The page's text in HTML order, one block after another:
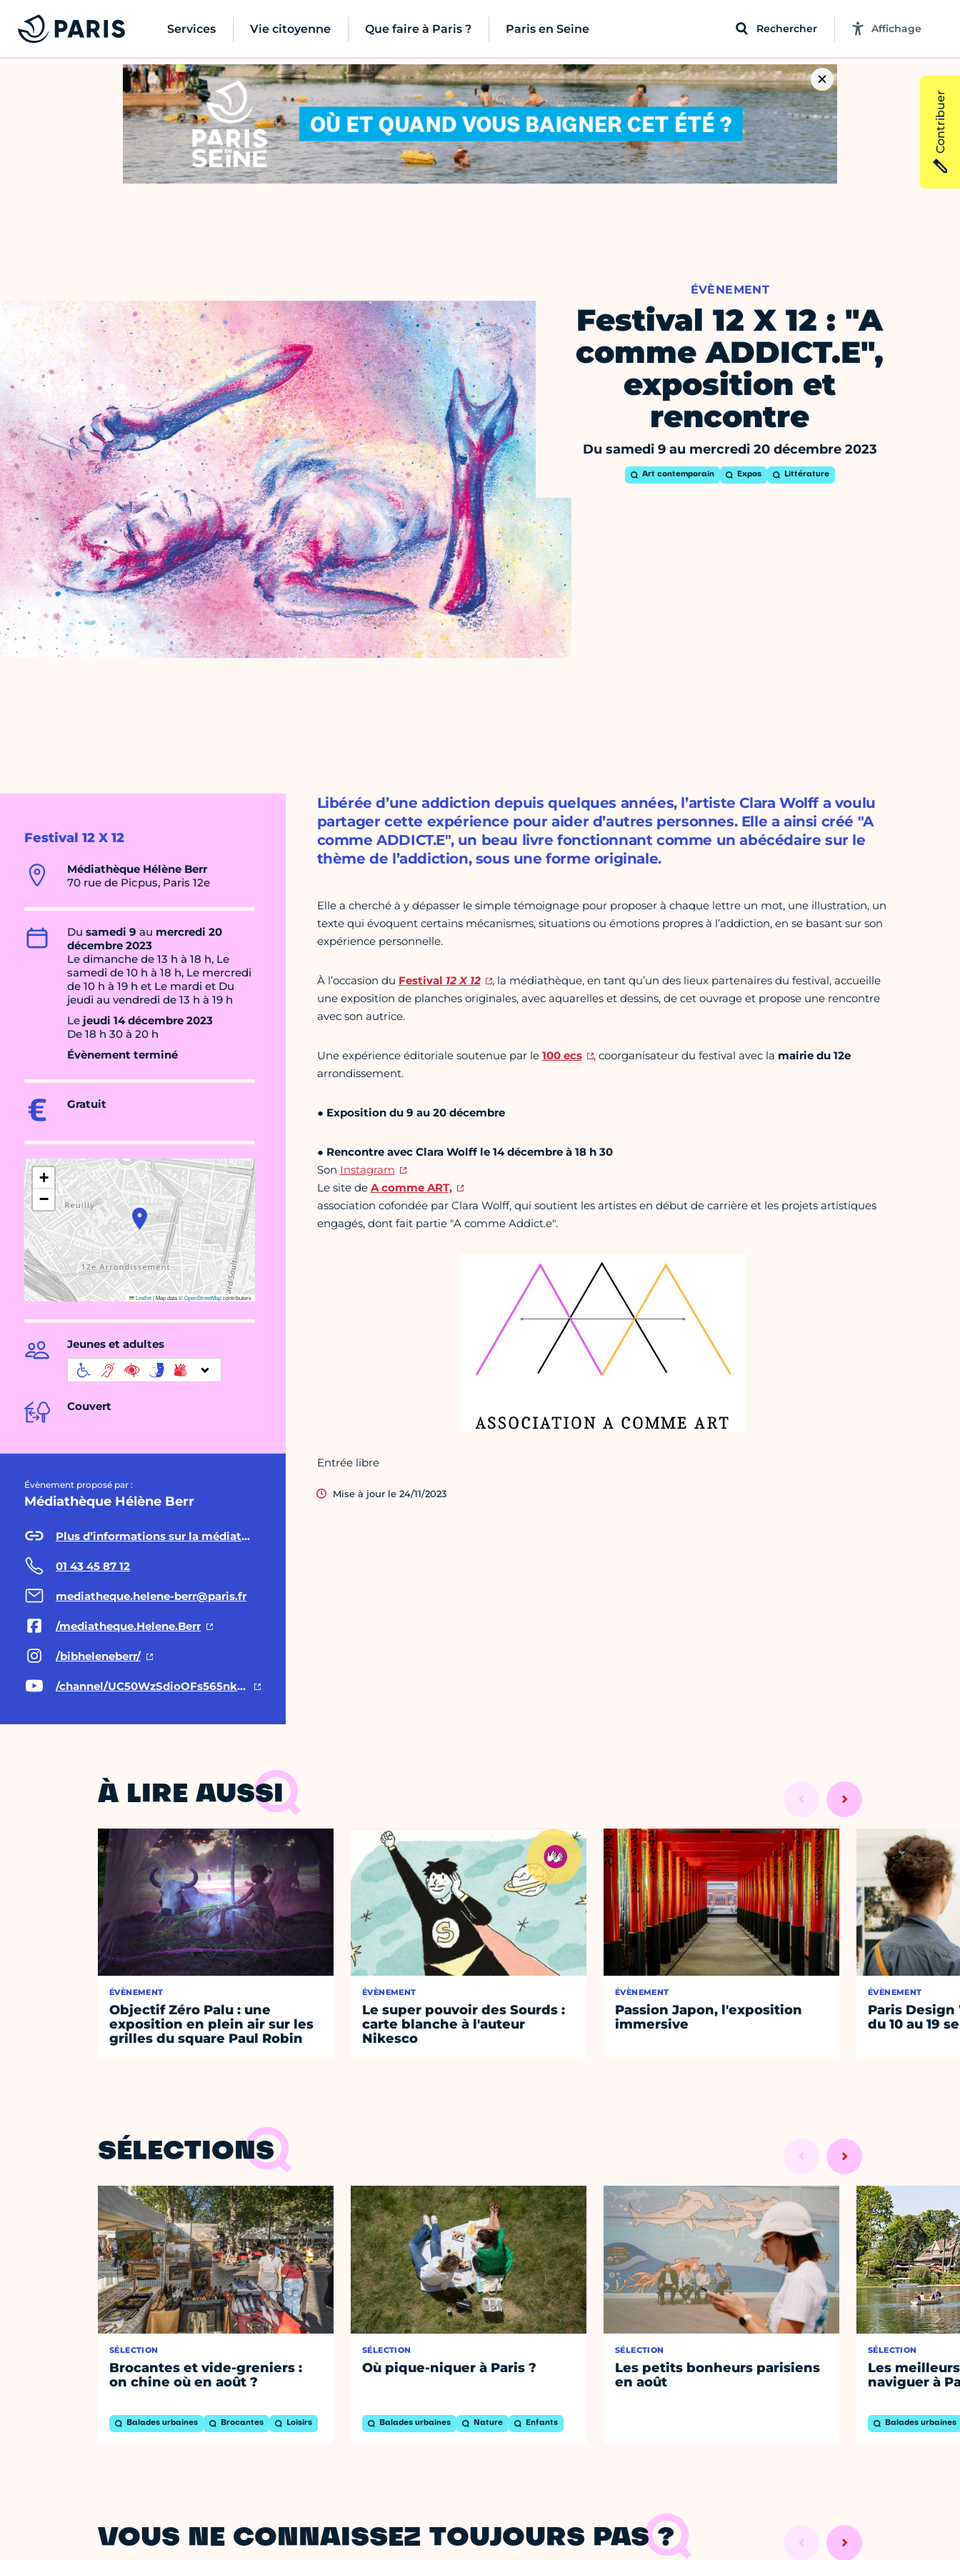
Services Vie citoyenne Que faire à Paris ? Paris en Seine Rechercher Affichage
ÉVÈNEMENT
Festival 12 X 12 : "A
comme ADDICT.E",
exposition et
rencontre
Du samedi 9 au mercredi 20 décembre 2023
Art contemporain Expos Littérature
Festival 12 X 12
Médiathèque Hélène Berr
70 rue de Picpus, Paris 12e
Du samedi 9 au mercredi 20
décembre 2023
Le dimanche de 13 h à 18 h, Le
samedi de 10 h à 18 h, Le mercredi
de 10 h à 19 h et Le mardi et Du
jeudi au vendredi de 13 h à 19 h
Le jeudi 14 décembre 2023
De 18 h 30 à 20 h
Évènement terminé
Gratuit
+
−
Leaflet|Map data ©OpenStreetMapcontributors
Jeunes et adultes
Couvert
Évènement proposé par :
Médiathèque Hélène Berr
Plus d’informations sur la médiathèque Hélène Berr
01 43 45 87 12
mediatheque.helene-berr@paris.fr
/mediatheque.Helene.Berr
/bibheleneberr/
/channel/UC50WzSdioOFs565nk8oEveQ
Libérée d’une addiction depuis quelques années, l’artiste Clara Wolff a voulu
partager cette expérience pour aider d’autres personnes. Elle a ainsi créé "A
comme ADDICT.E", un beau livre fonctionnant comme un abécédaire sur le
thème de l’addiction, sous une forme originale.
Elle a cherché à y dépasser le simple témoignage pour proposer à chaque lettre un mot, une illustration, un
texte qui évoquent certains mécanismes, situations ou émotions propres à l’addiction, en se basant sur son
expérience personnelle.
À l’occasion du Festival 12 X 12
, la médiathèque, en tant qu’un des lieux partenaires du festival, accueille
une exposition de planches originales, avec aquarelles et dessins, de cet ouvrage et propose une rencontre
avec son autrice.
Une expérience éditoriale soutenue par le 100 ecs , coorganisateur du festival avec la mairie du 12e
arrondissement.
● Exposition du 9 au 20 décembre
● Rencontre avec Clara Wolff le 14 décembre à 18 h 30
Son Instagram
Le site de A comme ART,
association cofondée par Clara Wolff, qui soutient les artistes en début de carrière et les projets artistiques
engagés, dont fait partie "A comme Addict.e".
Entrée libre
Mise à jour le 24/11/2023
À LIRE AUSSI
ÉVÈNEMENT
Objectif Zéro Palu : une
exposition en plein air sur les
grilles du square Paul Robin
ÉVÈNEMENT
Le super pouvoir des Sourds :
carte blanche à l'auteur
Nikesco
ÉVÈNEMENT
Passion Japon, l'exposition
immersive
ÉVÈNEMENT
Paris
du 10 au 19
SÉLECTIONS
SÉLECTION
Brocantes et vide-greniers :
on chine où en août ?
Balades urbaines Brocantes Loisirs
SÉLECTION
Où pique-niquer à Paris ?
Balades urbaines Nature Enfants
SÉLECTION
Les petits bonheurs parisiens
en août
SÉLECTION
Les
naviguer à
Balades urbaines
VOUS NE CONNAISSEZ TOUJOURS PAS ?
Contribuer